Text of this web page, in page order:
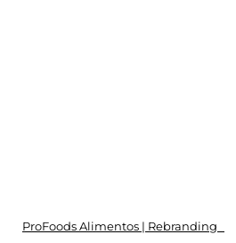
ProFoods Alimentos | Rebranding